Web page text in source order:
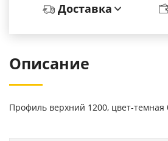
Доставка
Описание
Профиль верхний 1200, цвет-темная